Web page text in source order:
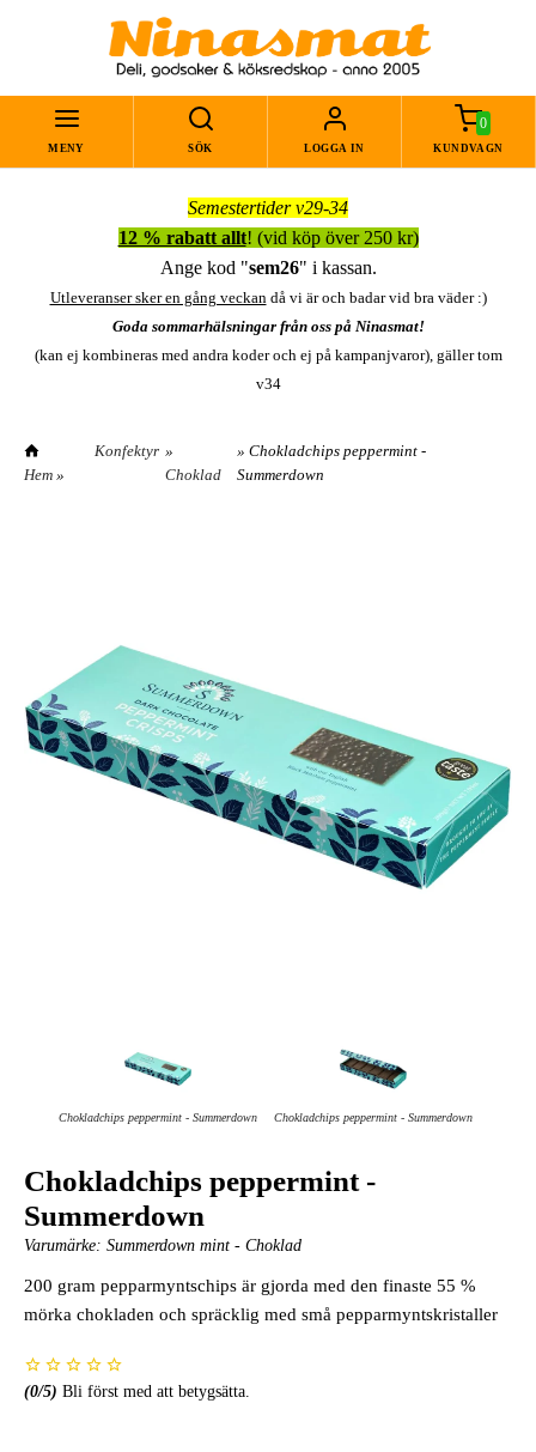
MENY SÖK LOGGA IN
0
KUNDVAGN
Semestertider v29-34
12 % rabatt allt! (vid köp över 250 kr)
Ange kod "sem26" i kassan.
Utleveranser sker en gång veckandå vi är och badar vid bra väder :)
Goda sommarhälsningar från oss på Ninasmat!
(kan ej kombineras med andra koder och ej på kampanjvaror), gäller tom
v34
Hem »
Konfektyr »
Choklad
» Chokladchips peppermint -
Summerdown
Chokladchips peppermint - Summerdown Chokladchips peppermint - Summerdown
Chokladchips peppermint -
Summerdown
Varumärke: Summerdown mint - Choklad
200 gram pepparmyntschips är gjorda med den finaste 55 %
mörka chokladen och spräcklig med små pepparmyntskristaller
(0/5) Bli först med att betygsätta.